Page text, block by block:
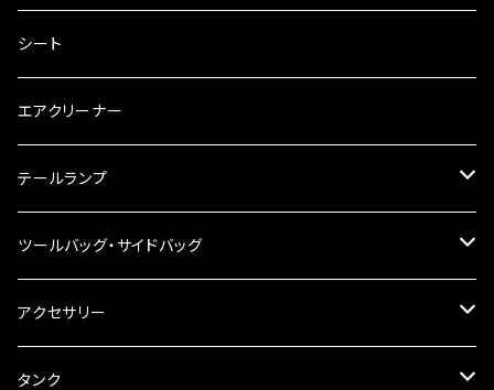
キャブレター
チェーン
工具類
バーハン
ハンドルパーツ
ハンドルスイッチ
その他
ハンドルポスト
ハンドルブレース
ステアリングダンパー
ブレーキ・クラッチレバー
シート
エアクリーナー
テールランプ
ナンバー灯
ツールバッグ・サイドバッグ
ツールバッグ
サイドバッグ
アクセサリー
USB電源
タンク